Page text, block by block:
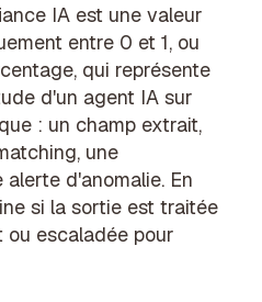
IA est une valeur
entre 0 et 1, ou
qui représente
d'un agent IA sur
: un champ extrait,
une
alerte d'anomalie. En
si la sortie est traitée
ou escaladée pour